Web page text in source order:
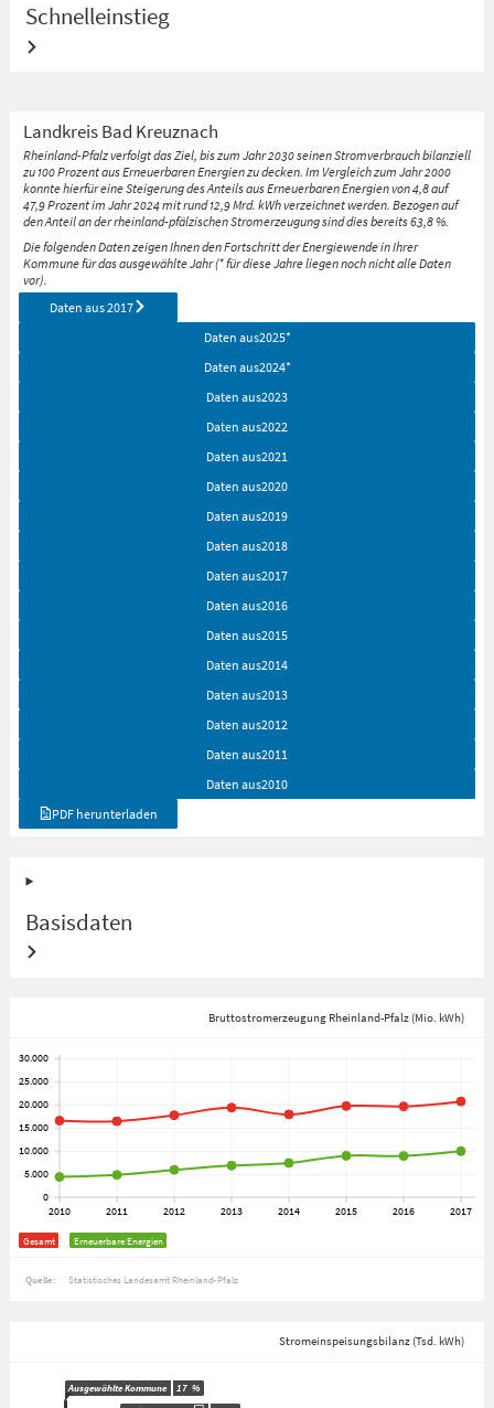
Schnelleinstieg
Landkreis Bad Kreuznach
Rheinland-Pfalz verfolgt das Ziel, bis zum Jahr 2030 seinen Stromverbrauch bilanziell
zu 100 Prozent aus Erneuerbaren Energien zu decken. Im Vergleich zum Jahr 2000
konnte hierfür eine Steigerung des Anteils aus Erneuerbaren Energien von 4,8 auf
47,9 Prozent im Jahr 2024 mit rund 12,9 Mrd. kWh verzeichnet werden. Bezogen auf
den Anteil an der rheinland-pfälzischen Stromerzeugung sind dies bereits 63,8 %.
Die folgenden Daten zeigen Ihnen den Fortschritt der Energiewende in Ihrer
Kommune für das ausgewählte Jahr (* für diese Jahre liegen noch nicht alle Daten
vor).
Daten aus2017
Daten aus2025*
Daten aus2024*
Daten aus2023
Daten aus2022
Daten aus2021
Daten aus2020
Daten aus2019
Daten aus2018
Daten aus2017
Daten aus2016
Daten aus2015
Daten aus2014
Daten aus2013
Daten aus2012
Daten aus2011
Daten aus2010
PDF herunterladen
Basisdaten
Bruttostromerzeugung Rheinland-Pfalz (Mio. kWh)
Gesamt Erneuerbare Energien
Quelle: Statistisches Landesamt Rheinland-Pfalz
Stromeinspeisungsbilanz (Tsd. kWh)
Ausgewählte Kommune 17 %